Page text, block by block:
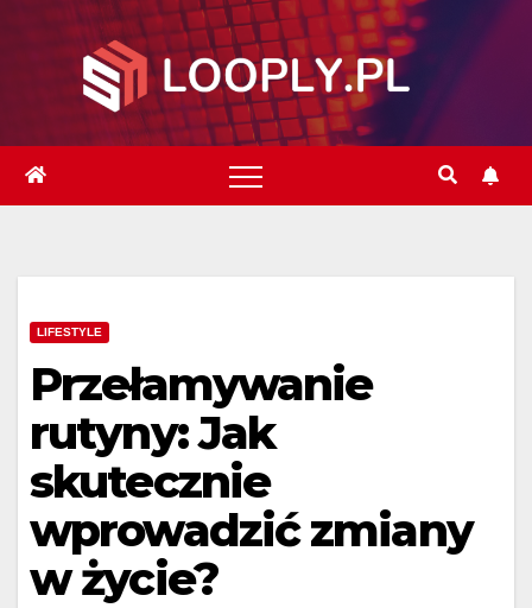
LIFESTYLE
Przełamywanie
rutyny: Jak
skutecznie
wprowadzić zmiany
w życie?